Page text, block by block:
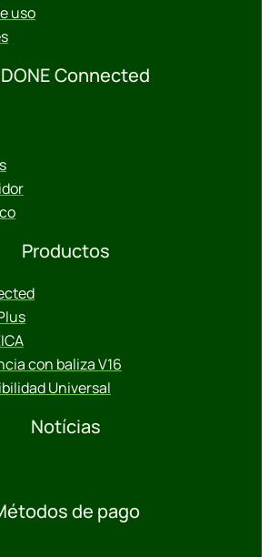
uso
Connected
Productos
con baliza V16
Universal
Notícias
de pago